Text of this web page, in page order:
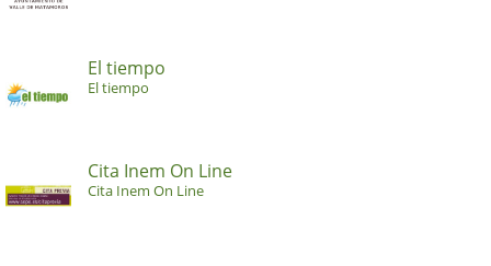
El tiempo
El tiempo
Cita Inem On Line
Cita Inem On Line